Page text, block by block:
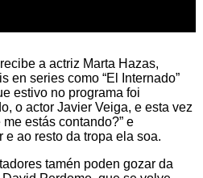
a actriz Marta Hazas,
en series como “El Internado”
estivo no programa foi
o actor Javier Veiga, e esta vez
estás contando?” e
ao resto da tropa ela soa.
tamén poden gozar da